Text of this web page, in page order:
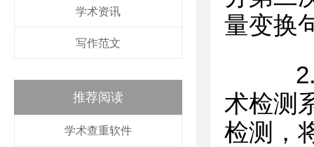
学术资讯
写作范文
推荐阅读
学术查重软件
量变换
2.
术检测
检测，